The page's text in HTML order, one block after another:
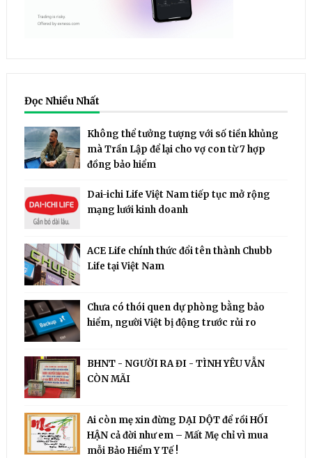
Đọc Nhiều Nhất
Không thể tưởng tượng với số tiền khủng
mà Trần Lập để lại cho vợ con từ 7 hợp
đồng bảo hiểm
Dai-ichi Life Việt Nam tiếp tục mở rộng
mạng lưới kinh doanh
ACE Life chính thức đổi tên thành Chubb
Life tại Việt Nam
Chưa có thói quen dự phòng bằng bảo
hiểm, người Việt bị động trước rủi ro
BHNT - NGƯỜI RA ĐI - TÌNH YÊU VẪN
CÒN MÃI
Ai còn mẹ xin đừng DẠI DỘT để rồi HỐI
HẬN cả đời như em – Mất Mẹ chỉ vì mua
mỗi Bảo Hiểm Y Tế !